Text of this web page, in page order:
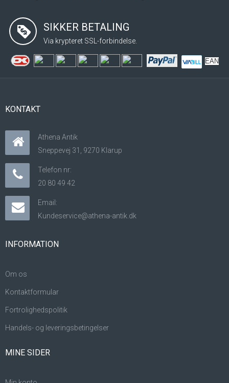
SIKKER BETALING
Via krypteret SSL-forbindelse.
EAN
KONTAKT
Athena Antik
Sneppevej 31, 9270 Klarup
Telefon nr:
20 80 49 42
Email:
Kundeservice@athena-antik.dk
INFORMATION
Om os
Kontaktformular
Fortrolighedspolitik
Handels- og leveringsbetingelser
MINE SIDER